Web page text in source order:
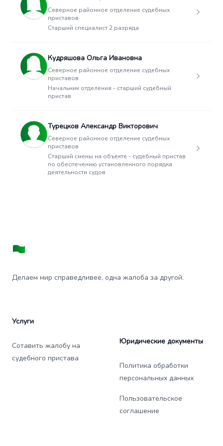
Северное районное отделение судебных
приставов
Старший специалист 2 разряда
Кудряшова Ольга Ивановна
Северное районное отделение судебных
приставов
Начальник отделения - старший судебный
пристав
Турецков Александр Викторович
Северное районное отделение судебных
приставов
Старший смены на объекте - судебный пристав
по обеспечению установленного порядка
деятельности судов
Делаем мир справедливее, одна жалоба за другой.
Услуги
Сотавить жалобу на
судебного пристава
Юридические документы
Политика обработки
персональных данных
Пользовательское
соглашение